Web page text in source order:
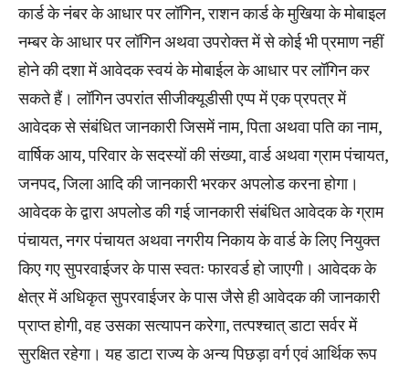
कार्ड के नंबर के आधार पर लॉगिन, राशन कार्ड के मुखिया के मोबाइल
नम्बर के आधार पर लॉगिन अथवा उपरोक्त में से कोई भी प्रमाण नहीं
होने की दशा में आवेदक स्वयं के मोबाईल के आधार पर लॉगिन कर
सकते हैं। लॉगिन उपरांत सीजीक्यूडीसी एप्प में एक प्रपत्र में
आवेदक से संबंधित जानकारी जिसमें नाम, पिता अथवा पति का नाम,
वार्षिक आय, परिवार के सदस्यों की संख्या, वार्ड अथवा ग्राम पंचायत,
जनपद, जिला आदि की जानकारी भरकर अपलोड करना होगा।
आवेदक के द्वारा अपलोड की गई जानकारी संबंधित आवेदक के ग्राम
पंचायत, नगर पंचायत अथवा नगरीय निकाय के वार्ड के लिए नियुक्त
किए गए सुपरवाईजर के पास स्वतः फारवर्ड हो जाएगी। आवेदक के
क्षेत्र में अधिकृत सुपरवाईजर के पास जैसे ही आवेदक की जानकारी
प्राप्त होगी, वह उसका सत्यापन करेगा, तत्पश्चात् डाटा सर्वर में
सुरक्षित रहेगा। यह डाटा राज्य के अन्य पिछड़ा वर्ग एवं आर्थिक रूप